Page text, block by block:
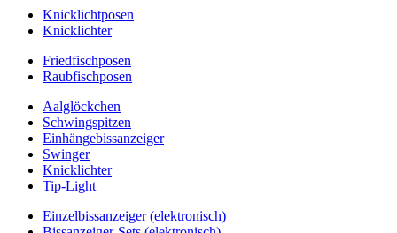
Knicklichtposen
Knicklichter
Friedfischposen
Raubfischposen
Aalglöckchen
Schwingspitzen
Einhängebissanzeiger
Swinger
Knicklichter
Tip-Light
Einzelbissanzeiger (elektronisch)